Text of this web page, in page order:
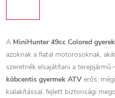
A MiniHunter 49cc Colored
azoknak a fiatal motorosoknak,
szeretnék elsajátítani a
köbcentis gyermek ATV erős,
kialakítással, fejlett biztonsági